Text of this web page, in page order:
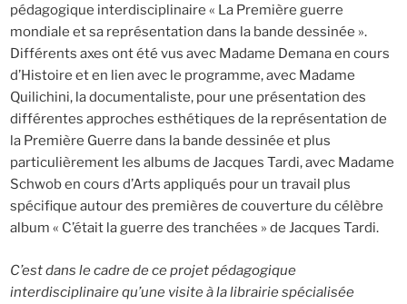
pédagogique interdisciplinaire « La Première guerre
mondiale et sa représentation dans la bande dessinée ».
Différents axes ont été vus avec Madame Demana en cours
d’Histoire et en lien avec le programme, avec Madame
Quilichini, la documentaliste, pour une présentation des
différentes approches esthétiques de la représentation de
la Première Guerre dans la bande dessinée et plus
particulièrement les albums de Jacques Tardi, avec Madame
Schwob en cours d’Arts appliqués pour un travail plus
spécifique autour des premières de couverture du célèbre
album « C’était la guerre des tranchées » de Jacques Tardi.
C’est dans le cadre de ce projet pédagogique
interdisciplinaire qu’une visite à la librairie spécialisée